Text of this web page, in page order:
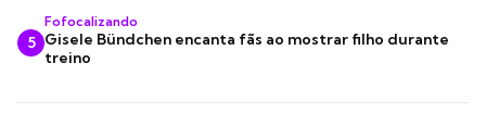
5
Fofocalizando
Gisele Bündchen encanta fãs ao mostrar filho durante
treino